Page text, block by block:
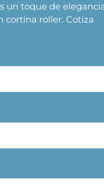
un toque de
cortina roller. Cotiza